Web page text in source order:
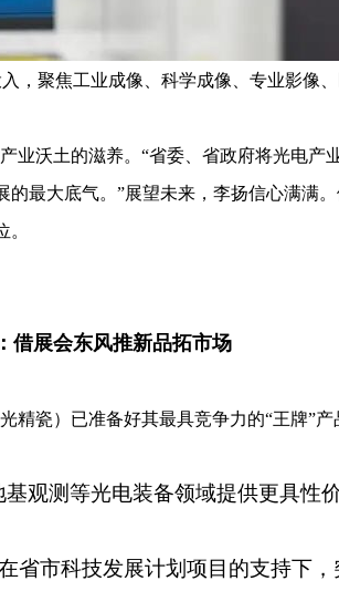
，聚焦工业成像、科学成像、专业影像、
沃土的滋养。“省委、省政府将光电产
最大底气。”展望未来，李扬信心满满
借展会东风推新品拓市场
瓷）已准备好其最具竞争力的“王牌”产
观测等光电装备领域提供更具性
省市科技发展计划项目的支持下